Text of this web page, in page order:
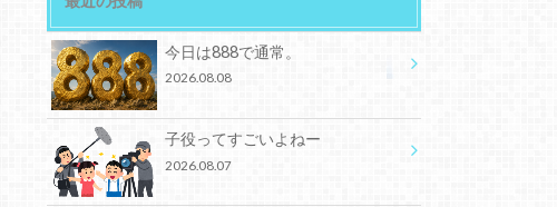
今日は888で通常。
2026.08.08
子役ってすごいよねー
2026.08.07